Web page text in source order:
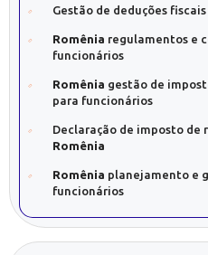
Gestão de deduções
Romênia regulamentos e
funcionários
Romênia gestão de
para funcionários
Declaração de imposto de
Romênia
Romênia planejamento e
funcionários